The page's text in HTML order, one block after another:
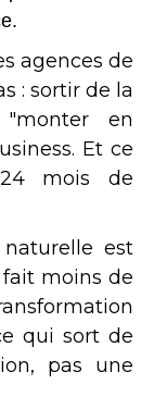
agences de
: sortir de la
en
Et ce
mois de
est
moins de
qui sort de
pas une